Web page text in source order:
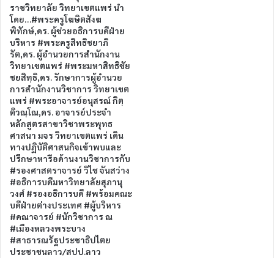
ราชวิทยาลัย วิทยาเขตแพร่ นำ
โดย…#พระครูโฆษิตสังฆ
พิทักษ์,ดร. ผู้ช่วยอธิการบดีฝ่าย
บริหาร #พระครูสิทธิชยาภิ
รัต,ดร. ผู้อำนวยการสำนักงาน
วิทยาเขตแพร่ #พระมหาสิทธิชัย
ชยสิทฺธิ,ดร. รักษาการผู้อำนวย
การสำนักงานวิชาการ วิทยาเขต
แพร่ #พระอาจารย์อนุสรณ์ กิตฺ
ติวณฺโณ,ดร. อาจารย์ประจำ
หลักสูตรสาขาวิชาพระพุทธ
ศาสนา มจร วิทยาเขตแพร่ เดิน
ทางปฏิบัติศาสนกิจเข้าพบและ
ปรึกษาหารือด้านงานวิชาการกับ
#รองศาสตราจารย์ วิไช จันสว่าง
#อธิการบดีมหาวิทยาลัยสุภานุ
วงศ์ #รองอธิการบดี #พร้อมคณะ
บดีฝ่ายต่างประเทศ #ผู้บริหาร
#คณาจารย์ #นักวิชาการ ณ
#เมืองหลวงพระบาง
#สาธารณรัฐประชาธิปไตย
ประชาชนลาว/สปป.ลาว